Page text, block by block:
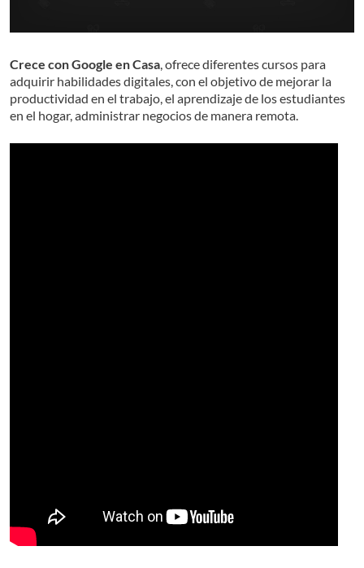
Crece con Google en Casa, ofrece diferentes cursos para
adquirir habilidades digitales, con el objetivo de mejorar la
productividad en el trabajo, el aprendizaje de los estudiantes
en el hogar, administrar negocios de manera remota.